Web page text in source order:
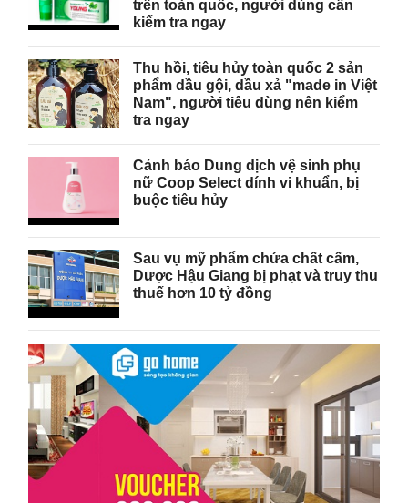
trên toàn quốc, người dùng cần
kiểm tra ngay
Thu hồi, tiêu hủy toàn quốc 2 sản
phẩm dầu gội, dầu xả "made in Việt
Nam", người tiêu dùng nên kiểm
tra ngay
Cảnh báo Dung dịch vệ sinh phụ
nữ Coop Select dính vi khuẩn, bị
buộc tiêu hủy
Sau vụ mỹ phẩm chứa chất cấm,
Dược Hậu Giang bị phạt và truy thu
thuế hơn 10 tỷ đồng